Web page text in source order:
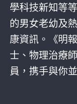
學科技新知等
的男女老幼及
康資訊。《明
士、物理治療
員，携手與你